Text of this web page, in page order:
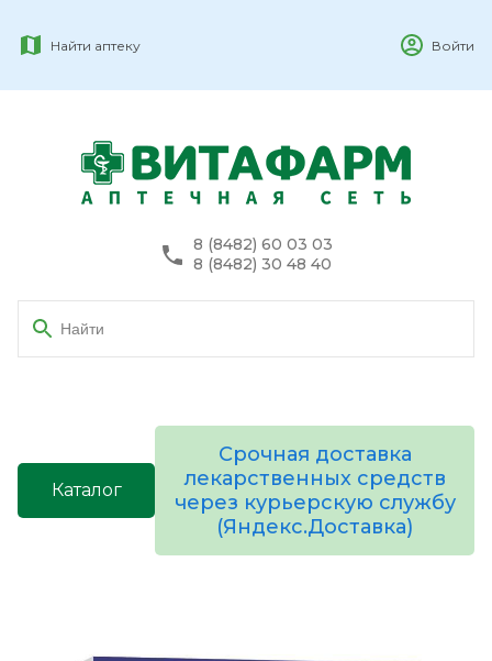
Найти аптеку Войти
8 (8482) 60 03 03
8 (8482) 30 48 40
Каталог
Срочная доставка
лекарственных средств
через курьерскую службу
(Яндекс.Доставка)